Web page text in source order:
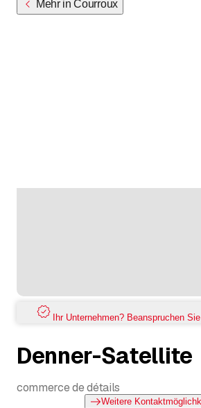
Mehr in Courroux
Ihr Unternehmen? Beanspruchen
Denner-Satellite
commerce de détails
Weitere